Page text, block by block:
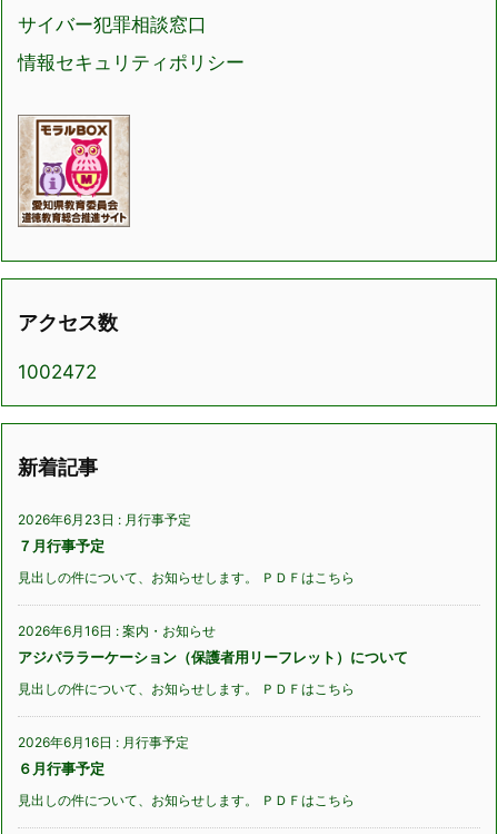
サイバー犯罪相談窓口
情報セキュリティポリシー
アクセス数
1002472
新着記事
2026年6月23日 : 月行事予定
７月行事予定
見出しの件について、お知らせします。 ＰＤＦはこちら
2026年6月16日 : 案内・お知らせ
アジパララーケーション（保護者用リーフレット）について
見出しの件について、お知らせします。 ＰＤＦはこちら
2026年6月16日 : 月行事予定
６月行事予定
見出しの件について、お知らせします。 ＰＤＦはこちら